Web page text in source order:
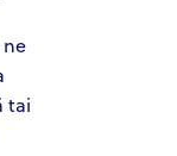
tai